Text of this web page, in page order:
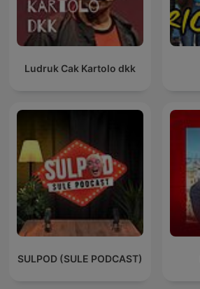
Ludruk Cak Kartolo dkk
SULPOD (SULE PODCAST)